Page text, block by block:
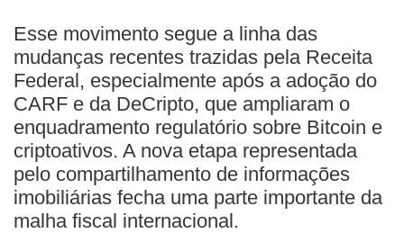
Esse movimento segue a linha das
mudanças recentes trazidas pela Receita
Federal, especialmente após a adoção do
CARF e da DeCripto, que ampliaram o
enquadramento regulatório sobre Bitcoin e
criptoativos. A nova etapa representada
pelo compartilhamento de informações
imobiliárias fecha uma parte importante da
malha fiscal internacional.